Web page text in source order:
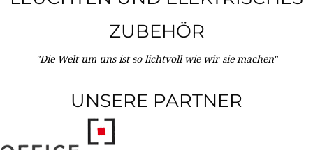
ZUBEHÖR
"Die Welt um uns ist so lichtvoll wie wir sie machen"
UNSERE PARTNER